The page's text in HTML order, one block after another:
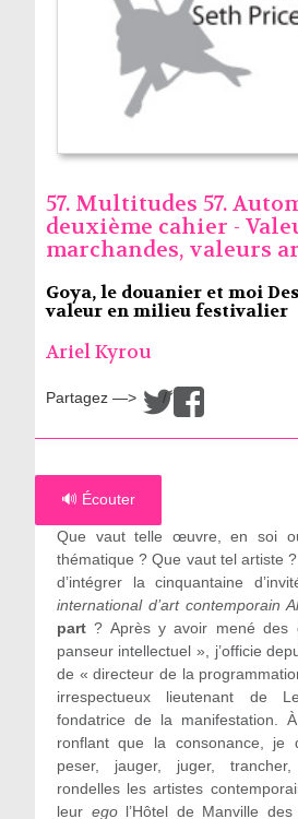
57. Multitudes 57.
deuxième cahier -
marchandes, valeurs
Goya, le douanier et moi
valeur en milieu festivalier
Ariel Kyrou
Partagez —> /
🔊 Écouter
Que vaut telle œuvre, en soi
thématique ? Que vaut tel artiste
d’intégrer la cinquantaine
international d’art contemporain
part? Après y avoir mené des
panseur intellectuel », j’officie
de « directeur de la
irrespectueux lieutenant de
fondatrice de la manifestation.
ronflant que la consonance, je
peser, jauger, juger,
rondelles les artistes
leur egol’Hôtel de Manville des